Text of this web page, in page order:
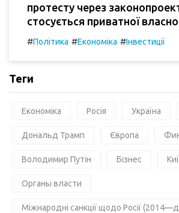
протесту через
стосується приватної
#Політика #Економіка #Інвестиції
Теги
Економіка Росія Україна
Дональд Трамп Європа
Володимир Путін Бізнес
Органы власти
Міжнародні санкції щодо Росії